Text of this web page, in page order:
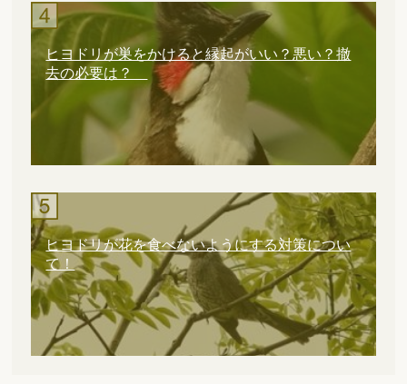
ヒヨドリが巣をかけると縁起がいい？悪い？撤
去の必要は？
ヒヨドリが花を食べないようにする対策につい
て！